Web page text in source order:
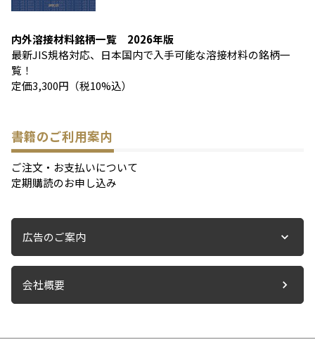
内外溶接材料銘柄一覧 2026年版
最新JIS規格対応、日本国内で入手可能な溶接材料の銘柄一
覧！
定価3,300円（税10%込）
書籍のご利用案内
ご注文・お支払いについて
定期購読のお申し込み
広告のご案内
会社概要